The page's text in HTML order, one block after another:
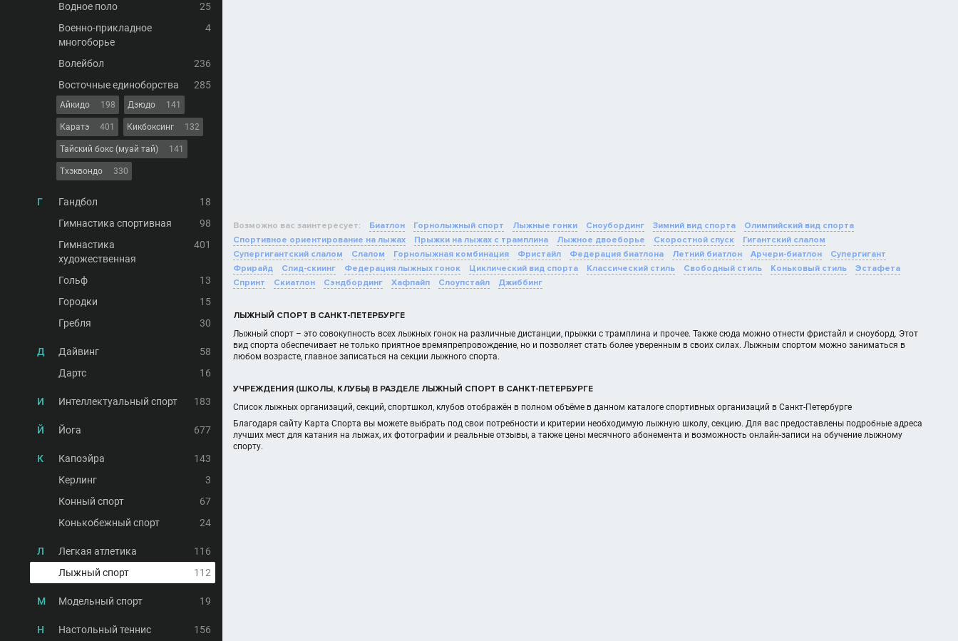
Водное поло
25
Военно-прикладное
многоборье
4
Волейбол
236
Восточные единоборства
285
Айкидо 198 Дзюдо 141
Каратэ 401 Кикбоксинг 132
Тайский бокс (муай тай) 141
Тхэквондо 330
Г Гандбол
18
Гимнастика спортивная
98
Гимнастика
художественная
401
Гольф
13
Городки
15
Гребля
30
Д Дайвинг
58
Дартс
16
И Интеллектуальный спорт 183
Й Йога 677
К Капоэйра
143
Керлинг
3
Конный спорт
67
Конькобежный спорт
24
Л Легкая атлетика
116
Лыжный спорт
112
М Модельный спорт 19
Н Настольный теннис 156
Возможно вас заинтересует: Биатлон Горнолыжный спорт Лыжные гонки Сноубординг Зимний вид спорта
Олимпийский вид спорта
Спортивное ориентирование на лыжах
Прыжки на лыжах с трамплина Лыжное двоеборье Скоростной спуск
Гигантский слалом
Супергигантский слалом
Слалом Горнолыжная комбинация Фристайл Федерация биатлона Летний биатлон Арчери-биатлон
Супергигант
Фрирайд
Спид-скиинг Федерация лыжных гонок Циклический вид спорта Классический стиль Свободный стиль Коньковый стиль
Эстафета
Спринт
Скиатлон Сэндбординг Хафпайп Слоупстайл Джиббинг
ЛЫЖНЫЙ СПОРТ В САНКТ-ПЕТЕРБУРГЕ
Лыжный спорт – это совокупность всех лыжных гонок на различные дистанции, прыжки с трамплина и прочее. Также сюда можно отнести фристайл и сноуборд. Этот
вид спорта обеспечивает не только приятное времяпрепровождение, но и позволяет стать более уверенным в своих силах. Лыжным спортом можно заниматься в
любом возрасте, главное записаться на секции лыжного спорта.
УЧРЕЖДЕНИЯ (ШКОЛЫ, КЛУБЫ) В РАЗДЕЛЕ ЛЫЖНЫЙ СПОРТ В САНКТ-ПЕТЕРБУРГЕ
Список лыжных организаций, секций, спортшкол, клубов отображён в полном объёме в данном каталоге спортивных организаций в Санкт-Петербурге
Благодаря сайту Карта Спорта вы можете выбрать под свои потребности и критерии необходимую лыжную школу, секцию. Для вас предоставлены подробные адреса
лучших мест для катания на лыжах, их фотографии и реальные отзывы, а также цены месячного абонемента и возможность онлайн-записи на обучение лыжному
спорту.